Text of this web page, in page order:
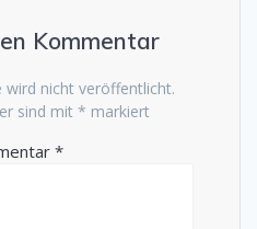
Kommentar
wird nicht veröffentlicht.
sind mit * markiert
*